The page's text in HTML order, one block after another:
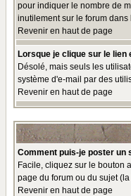
pour indiquer le nombre de
inutilement sur le forum
Revenir en haut de page
Lorsque je clique sur le lien
Désolé, mais seuls les
système d'e-mail par des
Revenir en haut de page
Comment puis-je poster un
Facile, cliquez sur le bouton
page du forum ou du sujet (la
Revenir en haut de page